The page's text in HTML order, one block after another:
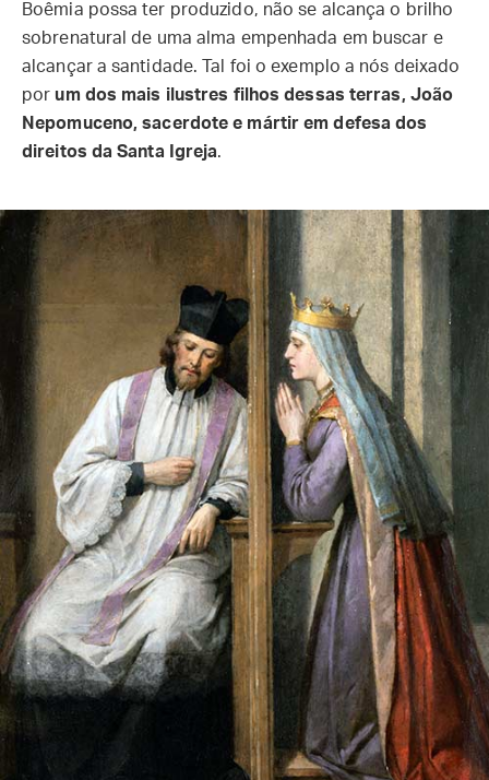
Boêmia possa ter produzido, não se alcança o brilho
sobrenatural de uma alma empenhada em buscar e
alcançar a santidade. Tal foi o exemplo a nós deixado
por um dos mais ilustres filhos dessas terras, João
Nepomuceno, sacerdote e mártir em defesa dos
direitos da Santa Igreja.